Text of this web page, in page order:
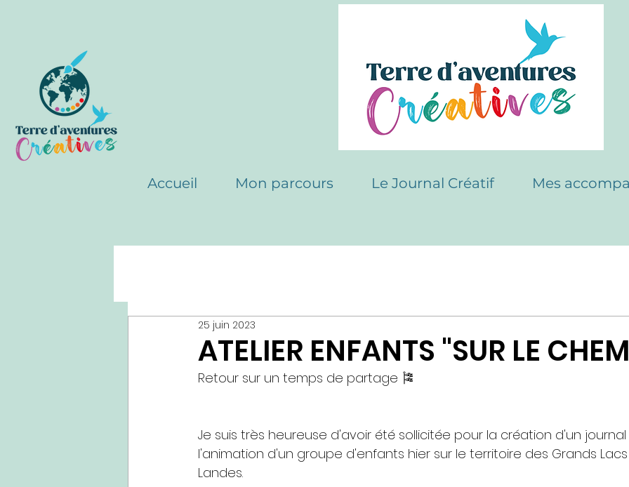
Accueil Mon parcours Le Journal Créatif Mes
ATELIER ENFANTS "SUR LE
25 juin 2023
Retour sur un temps de partage 🎏
Je suis très heureuse d'avoir été sollicitée pour la création d'un
l'animation d'un groupe d'enfants hier sur le territoire des Grands
Landes.